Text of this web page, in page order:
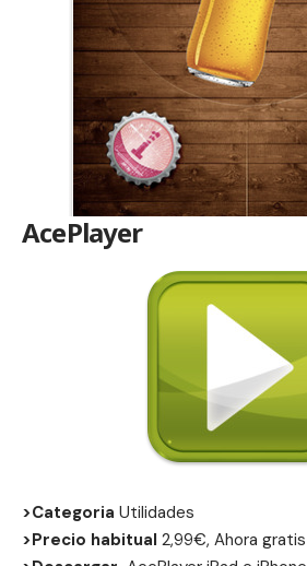
AcePlayer
>Categoria Utilidades
>Precio habitual 2,99€, Ahora gratis